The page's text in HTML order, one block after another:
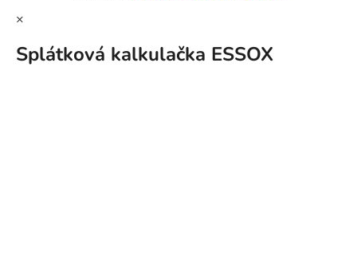
×
Splátková kalkulačka ESSOX